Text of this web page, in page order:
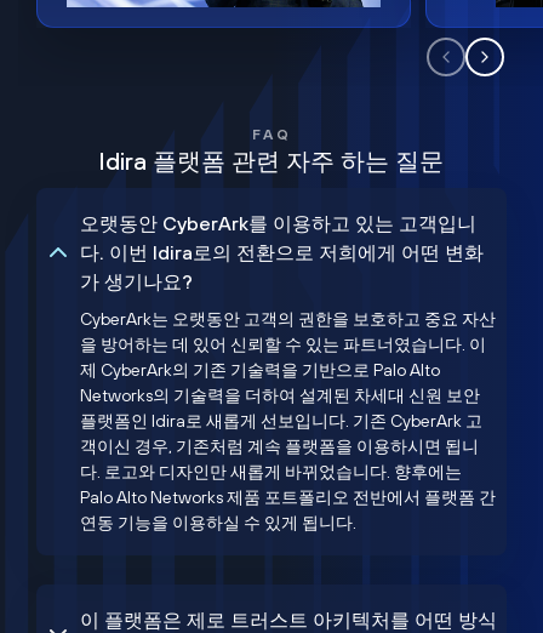
FAQ
Idira 플랫폼 관련 자주 하는 질문
오랫동안 CyberArk를 이용하고 있는 고객입니
다. 이번 Idira로의 전환으로 저희에게 어떤 변화
가 생기나요?
CyberArk는 오랫동안 고객의 권한을 보호하고 중요 자산
을 방어하는 데 있어 신뢰할 수 있는 파트너였습니다. 이
제 CyberArk의 기존 기술력을 기반으로 Palo Alto
Networks의 기술력을 더하여 설계된 차세대 신원 보안
플랫폼인 Idira로 새롭게 선보입니다. 기존 CyberArk 고
객이신 경우, 기존처럼 계속 플랫폼을 이용하시면 됩니
다. 로고와 디자인만 새롭게 바뀌었습니다. 향후에는
Palo Alto Networks 제품 포트폴리오 전반에서 플랫폼 간
연동 기능을 이용하실 수 있게 됩니다.
이 플랫폼은 제로 트러스트 아키텍처를 어떤 방식